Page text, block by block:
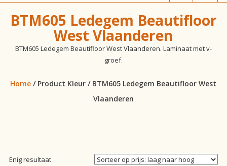
vloeren!
BTM605 Ledegem Beautifloor
West Vlaanderen
BTM605 Ledegem Beautifloor West Vlaanderen. Laminaat met v-
groef.
Home / Product Kleur / BTM605 Ledegem Beautifloor West
Vlaanderen
Enig resultaat